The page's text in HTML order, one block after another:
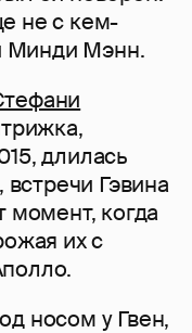
не с кем-
Минди Мэнн.
длилась
Гэвина
момент, когда
их с
носом у Гвен,